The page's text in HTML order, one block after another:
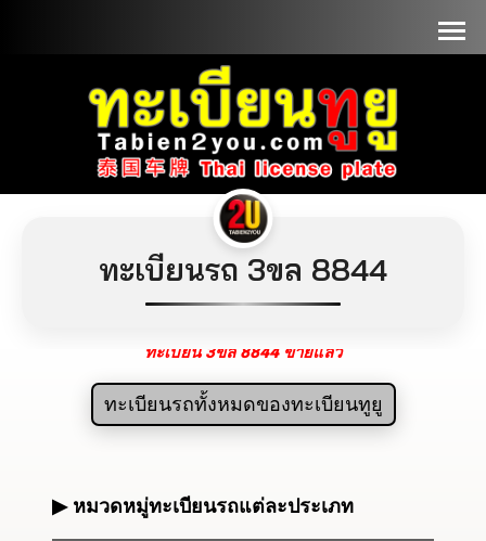
ทะเบียนรถ 3ขล 8844
ทะเบียน 3ขล 8844 ขายแล้ว
▶ หมวดหมู่ทะเบียนรถแต่ละประเภท